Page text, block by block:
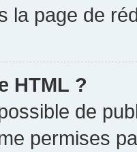
la page de
HTML ?
de
permises